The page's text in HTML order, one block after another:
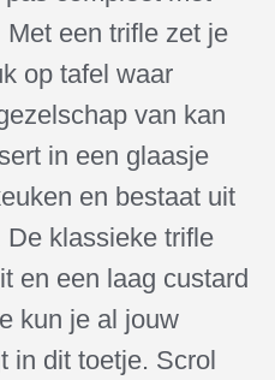
een trifle zet je
op tafel waar
van kan
in een glaasje
en bestaat uit
klassieke trifle
en een laag custard
kun je al jouw
in dit toetje. Scrol